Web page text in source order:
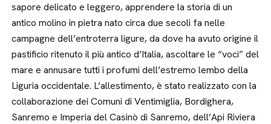
sapore delicato e leggero, apprendere la storia di un
antico molino in pietra nato circa due secoli fa nelle
campagne dell’entroterra ligure, da dove ha avuto origine il
pastificio ritenuto il più antico d’Italia, ascoltare le “voci” del
mare e annusare tutti i profumi dell’estremo lembo della
Liguria occidentale. L’allestimento, è stato realizzato con la
collaborazione dei Comuni di Ventimiglia, Bordighera,
Sanremo e Imperia del Casinò di Sanremo, dell’Api Riviera